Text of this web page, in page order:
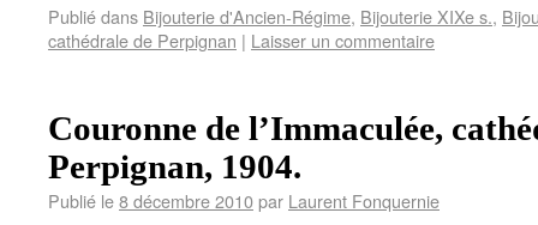
Publié dans Bijouterie d'Ancien-Régime, Bijouterie XIXe s.,
cathédrale de Perpignan | Laisser un commentaire
Couronne de l’Immaculée,
Perpignan, 1904.
Publié le8 décembre 2010par Laurent Fonquernie